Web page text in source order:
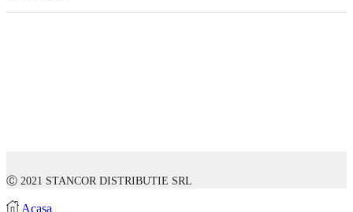
Ⓒ 2021 STANCOR DISTRIBUTIE SRL
Acasa